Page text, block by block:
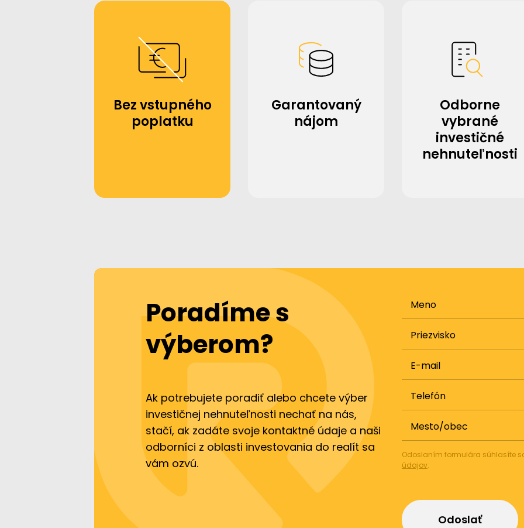
Bez vstupného
poplatku
Garantovaný
nájom
Odborne
vybrané
investičné
nehnuteľnosti
Poradíme s
výberom?
Ak potrebujete poradiť alebo chcete výber
investičnej nehnuteľnosti nechať na nás,
stačí, ak zadáte svoje kontaktné údaje a naši
odborníci z oblasti investovania do realít sa
vám ozvú.
Meno
Priezvisko
E-mail
Telefón
Mesto/obec
Odoslaním formulára súhlasíte
údajov.
Odoslať